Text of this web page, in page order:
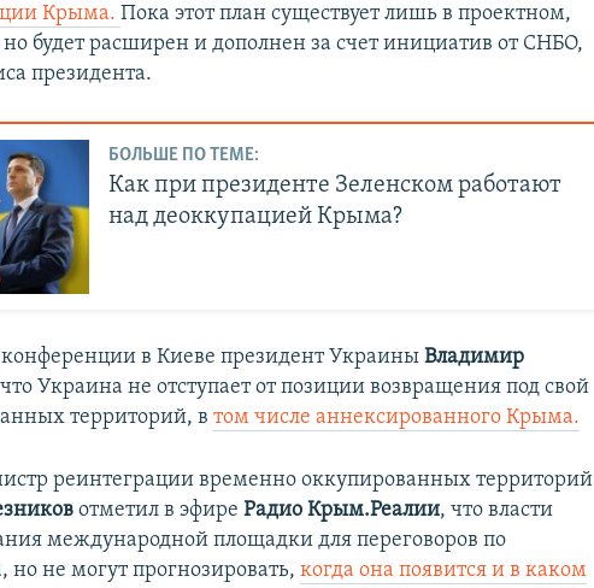
720p 1080p
Крыма.Пока этот план существует лишь в проектном,
будет расширен и дополнен за счет инициатив от СНБО,
президента​.
БОЛЬШЕ ПО ТЕМЕ:
Как при президенте Зеленском работают
над деоккупацией Крыма?
конференции в Киеве президент УкраиныВладимир
Украина не отступает от позиции возвращения под свой
территорий, втом числе аннексированного Крыма.
реинтеграции временно оккупированных территорий
отметил в эфире Радио Крым.Реалии, что власти
международной площадки для переговоров по
не могут прогнозировать,когда она появится и в каком